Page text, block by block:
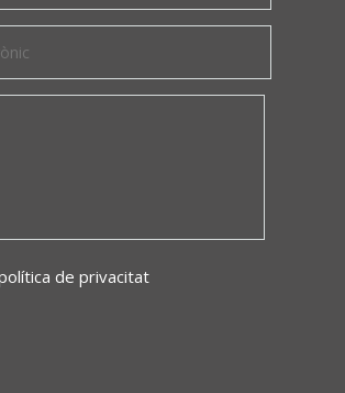
de privacitat